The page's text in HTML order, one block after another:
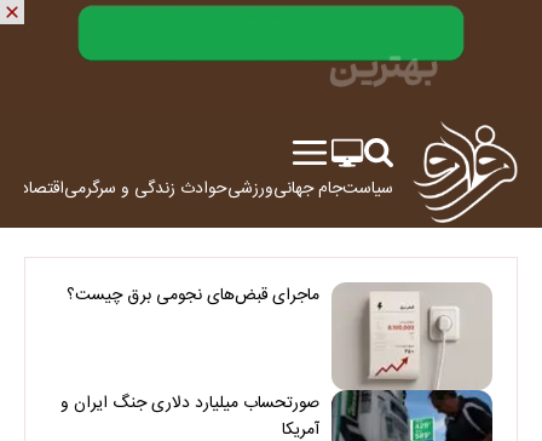
سیاستجام جهانیورزشیحوادث زندگی و سرگرمیاقتصاد
ماجرای قبض‌های نجومی برق چیست؟
صورتحساب میلیارد دلاری جنگ ایران و
آمریکا